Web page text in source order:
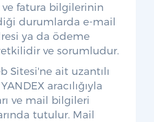
fatura bilgilerinin
durumlarda e-mail
ya da ödeme
ve sorumludur.
Sitesi'ne ait uzantılı
aracılığıyla
ve mail bilgileri
tutulur. Mail